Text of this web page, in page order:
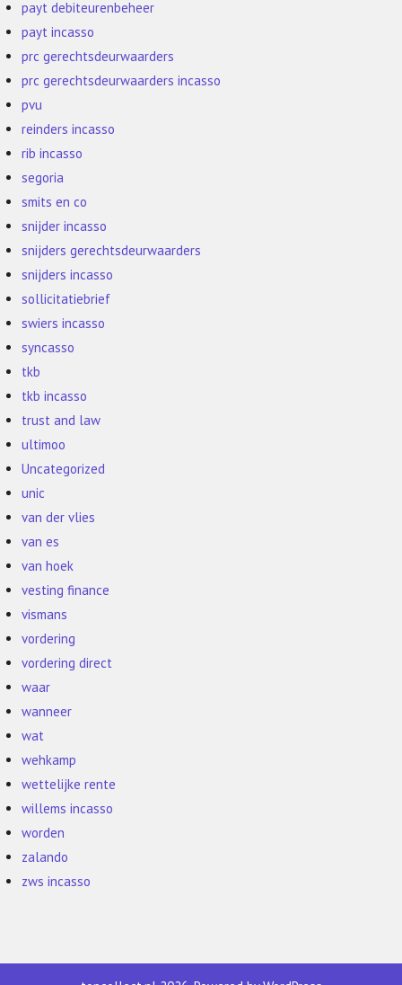
payt debiteurenbeheer
payt incasso
prc gerechtsdeurwaarders
prc gerechtsdeurwaarders incasso
pvu
reinders incasso
rib incasso
segoria
smits en co
snijder incasso
snijders gerechtsdeurwaarders
snijders incasso
sollicitatiebrief
swiers incasso
syncasso
tkb
tkb incasso
trust and law
ultimoo
Uncategorized
unic
van der vlies
van es
van hoek
vesting finance
vismans
vordering
vordering direct
waar
wanneer
wat
wehkamp
wettelijke rente
willems incasso
worden
zalando
zws incasso